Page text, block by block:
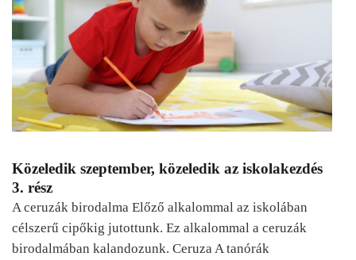
Közeledik szeptember, közeledik az iskolakezdés
3. rész
A ceruzák birodalma Előző alkalommal az iskolában
célszerű cipőkig jutottunk. Ez alkalommal a ceruzák
birodalmában kalandozunk. Ceruza A tanórák